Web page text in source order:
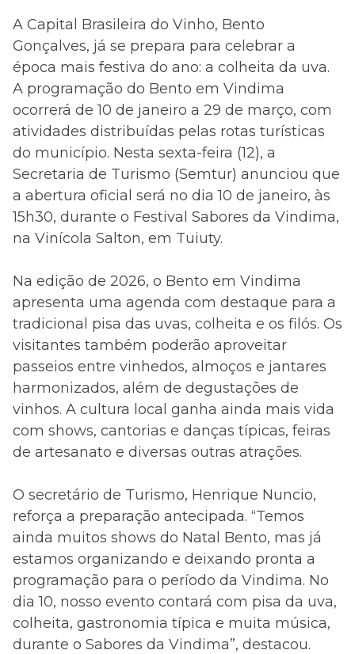
A Capital Brasileira do Vinho, Bento
Gonçalves, já se prepara para celebrar a
época mais festiva do ano: a colheita da uva.
A programação do Bento em Vindima
ocorrerá de 10 de janeiro a 29 de março, com
atividades distribuídas pelas rotas turísticas
do município. Nesta sexta-feira (12), a
Secretaria de Turismo (Semtur) anunciou que
a abertura oficial será no dia 10 de janeiro, às
15h30, durante o Festival Sabores da Vindima,
na Vinícola Salton, em Tuiuty.
Na edição de 2026, o Bento em Vindima
apresenta uma agenda com destaque para a
tradicional pisa das uvas, colheita e os filós. Os
visitantes também poderão aproveitar
passeios entre vinhedos, almoços e jantares
harmonizados, além de degustações de
vinhos. A cultura local ganha ainda mais vida
com shows, cantorias e danças típicas, feiras
de artesanato e diversas outras atrações.
O secretário de Turismo, Henrique Nuncio,
reforça a preparação antecipada. “Temos
ainda muitos shows do Natal Bento, mas já
estamos organizando e deixando pronta a
programação para o período da Vindima. No
dia 10, nosso evento contará com pisa da uva,
colheita, gastronomia típica e muita música,
durante o Sabores da Vindima”, destacou.